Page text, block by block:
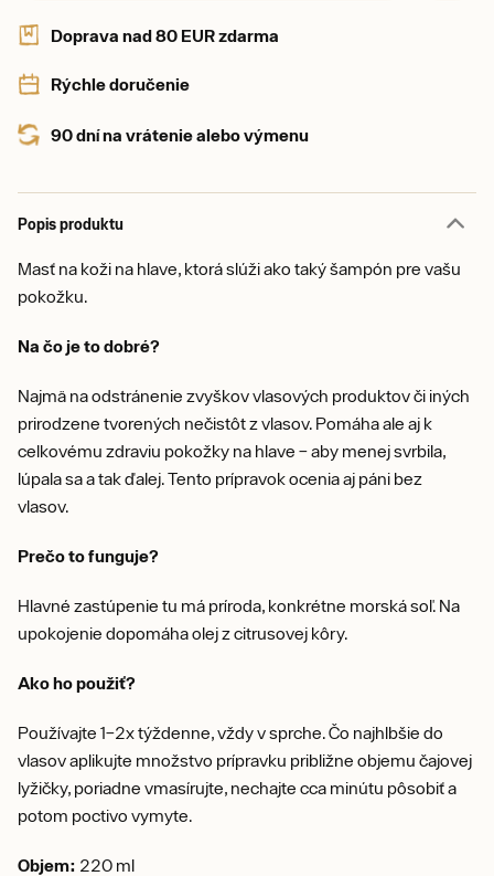
Doprava nad 80 EUR zdarma
Rýchle doručenie
90 dní na vrátenie alebo výmenu
Popis produktu
Masť na koži na hlave, ktorá slúži ako taký šampón pre vašu
pokožku.
Na čo je to dobré?
Najmä na odstránenie zvyškov vlasových produktov či iných
prirodzene tvorených nečistôt z vlasov. Pomáha ale aj k
celkovému zdraviu pokožky na hlave – aby menej svrbila,
lúpala sa a tak ďalej. Tento prípravok ocenia aj páni bez
vlasov.
Prečo to funguje?
Hlavné zastúpenie tu má príroda, konkrétne morská soľ. Na
upokojenie dopomáha olej z citrusovej kôry.
Ako ho použiť?
Používajte 1–2x týždenne, vždy v sprche. Čo najhlbšie do
vlasov aplikujte množstvo prípravku približne objemu čajovej
lyžičky, poriadne vmasírujte, nechajte cca minútu pôsobiť a
potom poctivo vymyte.
Objem: 220 ml